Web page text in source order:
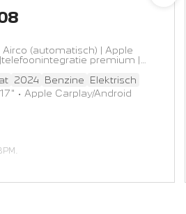
Airco (automatisch) | Apple
premium |
2024 Benzine
Elektrisch
• Apple Carplay/Android
stuurwiel • Stof/kunstlederen
• Airco
•
control • Elektrische ramen
• Passagiersairbag •
verstelbaar • Regensensor •